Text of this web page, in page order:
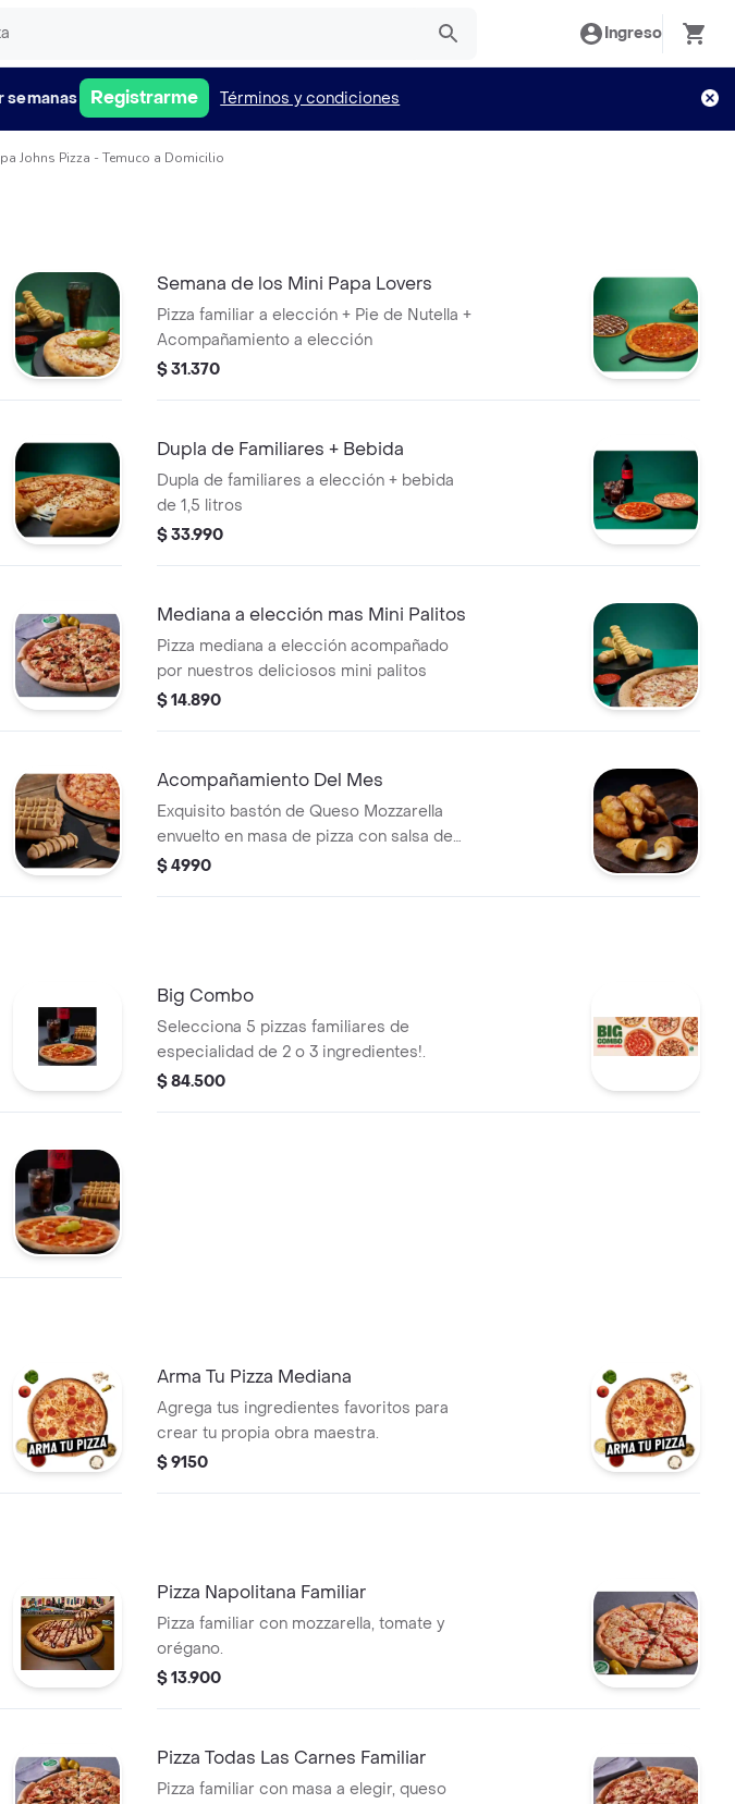
Ingreso
semanas Registrarme Términos y condiciones
Johns Pizza - Temuco a Domicilio
Semana de los Mini Papa Lovers
Pizza familiar a elección + Pie de Nutella +
Acompañamiento a elección
$ 31.370
Dupla de Familiares + Bebida
Dupla de familiares a elección + bebida
de 1,5 litros
$ 33.990
Mediana a elección mas Mini Palitos
Pizza mediana a elección acompañado
por nuestros deliciosos mini palitos
$ 14.890
Acompañamiento Del Mes
Exquisito bastón de Queso Mozzarella
envuelto en masa de pizza con salsa de
ajo, acompañado de un cup de salsa de
$ 4990
Big Combo
Selecciona 5 pizzas familiares de
especialidad de 2 o 3 ingredientes!.
$ 84.500
Arma Tu Pizza Mediana
Agrega tus ingredientes favoritos para
crear tu propia obra maestra.
$ 9150
Pizza Napolitana Familiar
Pizza familiar con mozzarella, tomate y
orégano.
$ 13.900
Pizza Todas Las Carnes Familiar
Pizza familiar con masa a elegir, queso